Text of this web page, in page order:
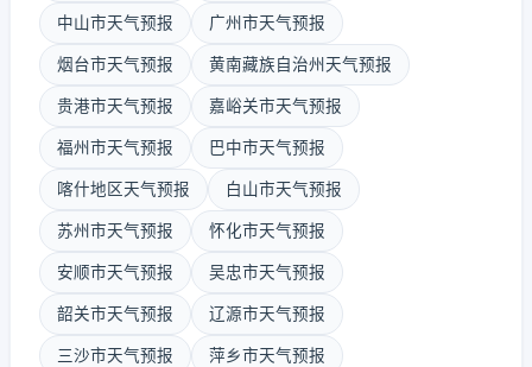
中山市天气预报 广州市天气预报
烟台市天气预报 黄南藏族自治州天气预报
贵港市天气预报 嘉峪关市天气预报
福州市天气预报 巴中市天气预报
喀什地区天气预报 白山市天气预报
苏州市天气预报 怀化市天气预报
安顺市天气预报 吴忠市天气预报
韶关市天气预报 辽源市天气预报
三沙市天气预报 萍乡市天气预报